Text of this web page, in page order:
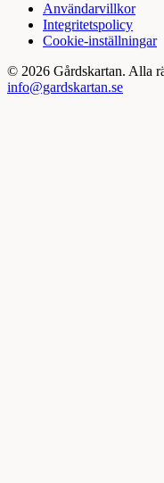
Användarvillkor
Integritetspolicy
Cookie-inställningar
© 2026 Gårdskartan. Alla
info@gardskartan.se